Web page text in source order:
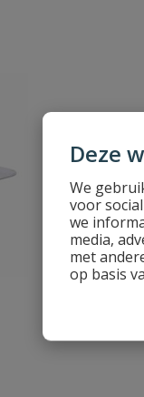
Deze
We
voor
we
media,
met
op basis